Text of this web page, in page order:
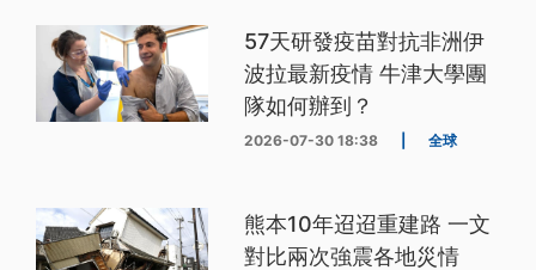
57天研發疫苗對抗非洲伊
波拉最新疫情 牛津大學團
隊如何辦到？
2026-07-30 18:38 全球
熊本10年迢迢重建路 一文
對比兩次強震各地災情